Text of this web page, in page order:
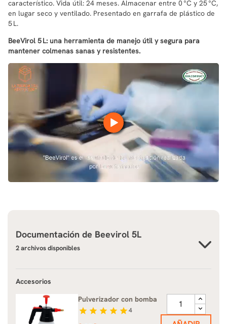
característico. Vida útil: 24 meses. Almacenar entre 0 °C y 25 °C,
en lugar seco y ventilado. Presentado en garrafa de plástico de
5 L.
BeeVirol 5 L: una herramienta de manejo útil y segura para
mantener colmenas sanas y resistentes.
Documentación de Beevirol 5L
2 archivos disponibles
Accesorios
Pulverizador con bomba
star star star star star4